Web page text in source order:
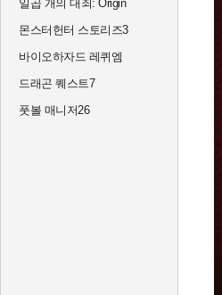
일곱 개의 대죄: Origin
몬스터헌터 스토리즈3
바이오하자드 레퀴엠
드래곤 퀘스트7
풋볼 매니저26